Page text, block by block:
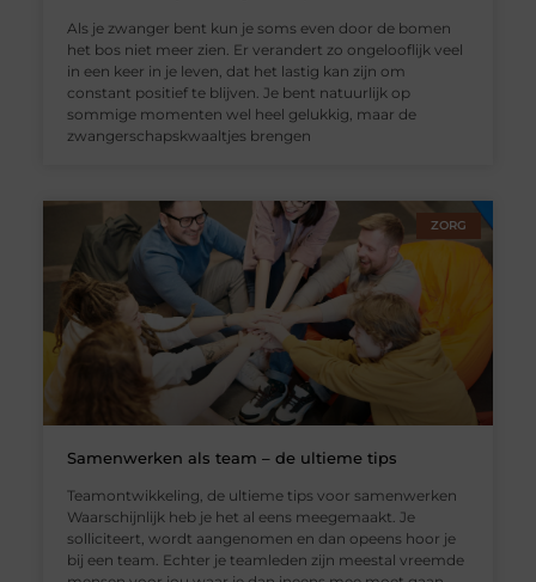
Als je zwanger bent kun je soms even door de bomen
het bos niet meer zien. Er verandert zo ongelooflijk veel
in een keer in je leven, dat het lastig kan zijn om
constant positief te blijven. Je bent natuurlijk op
sommige momenten wel heel gelukkig, maar de
zwangerschapskwaaltjes brengen
ZORG
Samenwerken als team – de ultieme tips
Teamontwikkeling, de ultieme tips voor samenwerken
Waarschijnlijk heb je het al eens meegemaakt. Je
solliciteert, wordt aangenomen en dan opeens hoor je
bij een team. Echter je teamleden zijn meestal vreemde